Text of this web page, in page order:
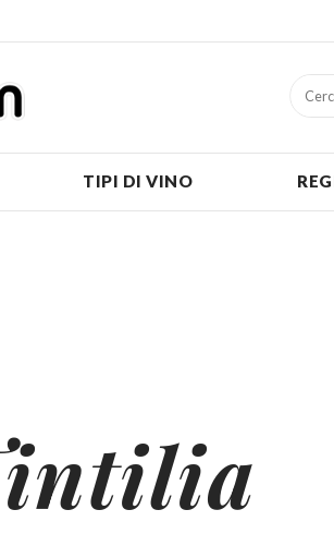
TIPI DI VINO